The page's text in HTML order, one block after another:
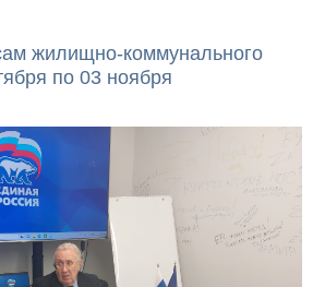
жилищно-коммунального
по 03 ноября